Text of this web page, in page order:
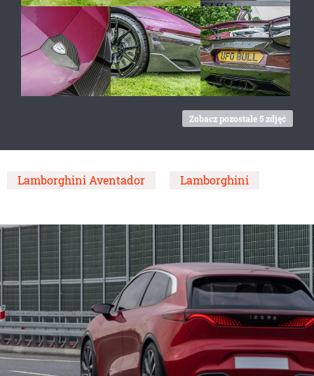
Zobacz pozostałe 5 zdjęć
Lamborghini Aventador Lamborghini